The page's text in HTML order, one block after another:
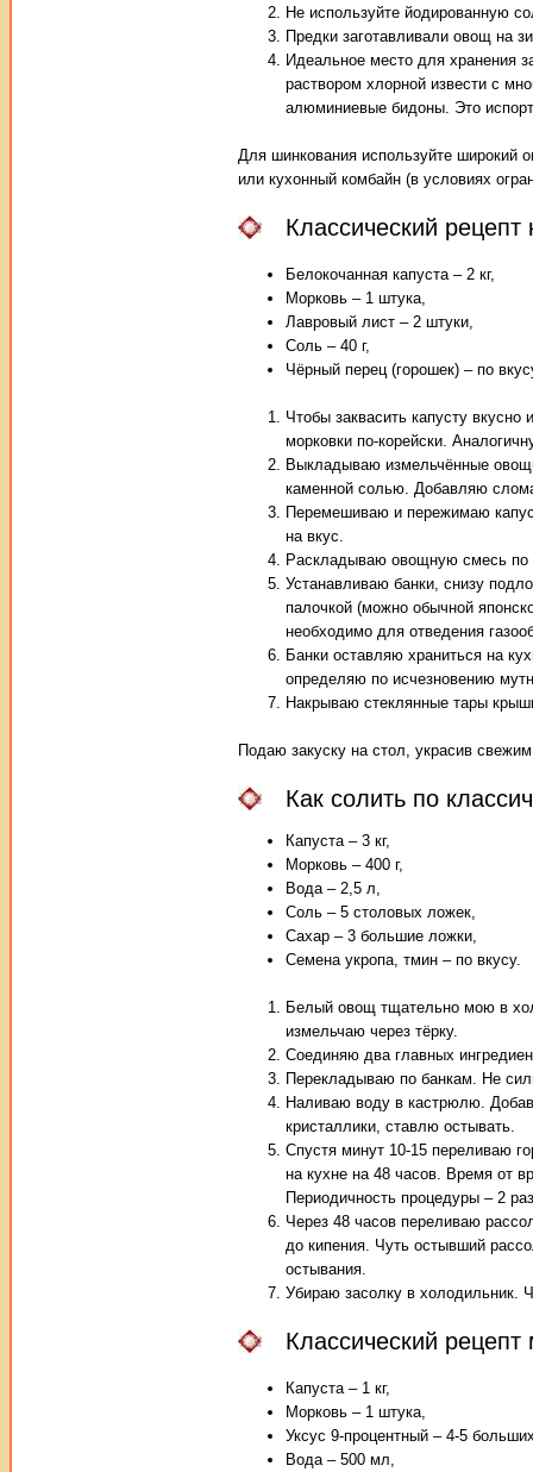
Не используйте йодированную
Предки заготавливали овощ на
Идеальное место для хранения
раствором хлорной извести с
алюминиевые бидоны. Это
Для шинкования используйте широкий
или кухонный комбайн (в условиях
Классический
Белокочанная капуста – 2 кг,
Морковь – 1 штука,
Лавровый лист – 2 штуки,
Соль – 40 г,
Чёрный перец (горошек) – по
Чтобы заквасить капусту
морковки по-корейски.
Выкладываю измельчённые
каменной солью. Добавляю
Перемешиваю и пережимаю
на вкус.
Раскладываю овощную смесь по
Устанавливаю банки, снизу
палочкой (можно обычной
необходимо для отведения
Банки оставляю храниться на
определяю по исчезновению
Накрываю стеклянные тары
Подаю закуску на стол, украсив
Как солить по
Капуста – 3 кг,
Морковь – 400 г,
Вода – 2,5 л,
Соль – 5 столовых ложек,
Сахар – 3 большие ложки,
Семена укропа, тмин – по вкусу.
Белый овощ тщательно мою в
измельчаю через тёрку.
Соединяю два главных
Перекладываю по банкам. Не
Наливаю воду в кастрюлю.
кристаллики, ставлю остывать.
Спустя минут 10-15 переливаю
на кухне на 48 часов. Время от
Периодичность процедуры – 2
Через 48 часов переливаю
до кипения. Чуть остывший
остывания.
Убираю засолку в холодильник.
Классический
Капуста – 1 кг,
Морковь – 1 штука,
Уксус 9-процентный – 4-5
Вода – 500 мл,